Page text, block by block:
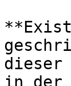
dieser
in der